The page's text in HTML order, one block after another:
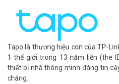
Thông số kỹ thuật
WiFi An Ninh Cho Gia
Link Tapo C211
– Độ phân giải 3MP (2304×1296)
– Tầm nhìn đêm 850 nm IR LED up
– Góc nhìn: 360 độ
– Góc xoay: Xoay ngang 360
Tapo là thương hiệu con của TP-
1 thế giới trong 13 năm liền (the
thiết bị nhà thông minh đáng tin
chăng.